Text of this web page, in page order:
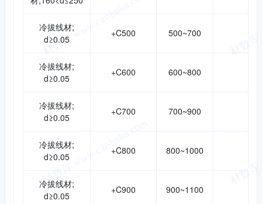
冷拔线材;
d≥0.05
+C500 500~700
冷拔线材;
d≥0.05
+C600 600~800
冷拔线材;
d≥0.05
+C700 700~900
冷拔线材;
d≥0.05
+C800 800~1000
冷拔线材;
d≥0.05
+C900 900~1100